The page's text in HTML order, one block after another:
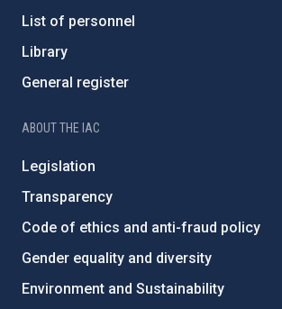
List of personnel
Library
General register
ABOUT THE IAC
Legislation
Transparency
Code of ethics and anti-fraud policy
Gender equality and diversity
Environment and Sustainability